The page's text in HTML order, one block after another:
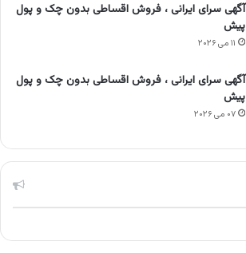
آگهی سرای ایرانی ، فروش اقساطی بدون چک و پول
پیش
۱۱ می ۲۰۲۶
آگهی سرای ایرانی ، فروش اقساطی بدون چک و پول
پیش
۰۷ می ۲۰۲۶